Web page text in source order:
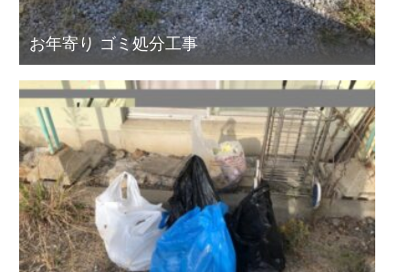
お年寄り ゴミ処分工事